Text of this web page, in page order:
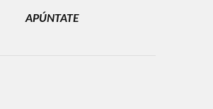
APÚNTATE